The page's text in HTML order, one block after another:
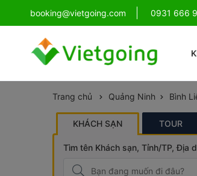
booking@vietgoing.com 0931 666
Combo Phú Quốc Giá
Trang chủ Quảng Ninh Bình
KHÁCH SẠN TOUR
Tìm tên Khách sạn, Tỉnh/TP, Địa